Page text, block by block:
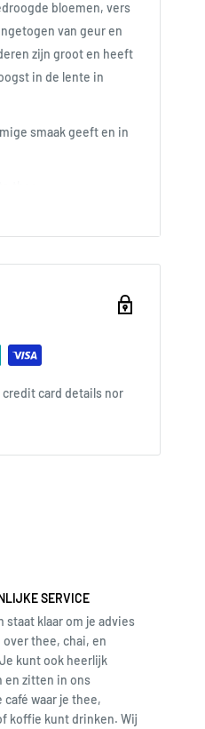
bloemen, vers
van geur en
zijn groot en heeft
in de lente in
smaak geeft en in
card details nor
SERVICE
staat klaar om je advies
thee, chai, en
kunt ook heerlijk
en zitten in ons
café waar je thee,
koffie kunt drinken. Wij